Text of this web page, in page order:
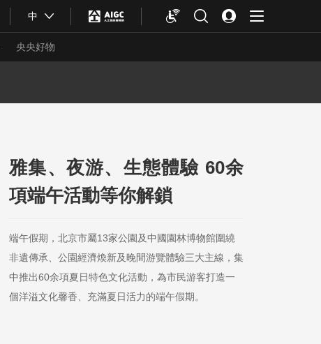
中
央央好物
綜合體育 亞冬會
雅集、夜游、生態體驗 60余
項端午活動等你解鎖
端午假期，北京市屬13家公園及中國園林博物館圍繞
非遺傳承、公園經濟煥新及晚間游覽體驗三大主線，集
中推出60余項夏日特色文化活動，為市民游客打造一
個洋溢文化馨香、充滿夏日活力的端午假期。